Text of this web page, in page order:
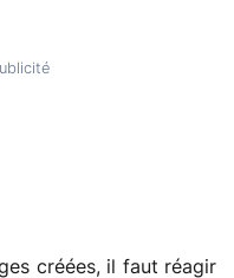
créées, il faut réagir